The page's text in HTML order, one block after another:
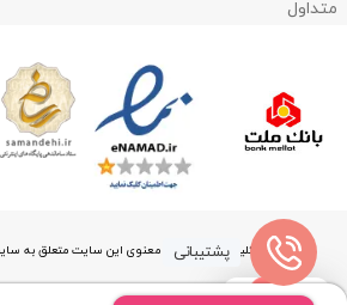
متداول
کلیه حقوق مادی و معنوی این سایت متعلق به
پشتیبانی
0